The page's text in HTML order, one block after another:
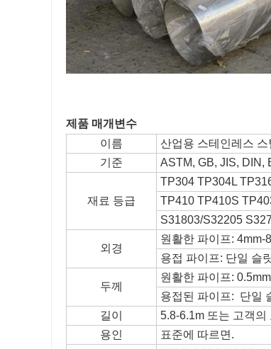
제품 매개변수
이름
산업용 스테인레스 스
기준
ASTM, GB, JIS, DIN,
재료 등급
TP304 TP304L
TP410 TP410S
S31803/S32205
외경
원활한 파이프: 4mm-
용접 파이프: 단일 슬
두께
원활한 파이프:
용접된 파이프: 단일
길이
5.8-6.1m 또는 고객의
용인
표준에 따르면.